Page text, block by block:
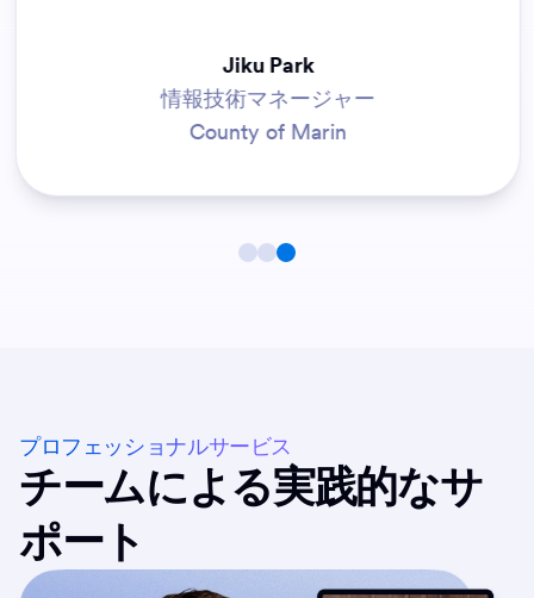
Jiku Park
情報技術マネージャー
County of Marin
プロフェッショナルサービス
チームによる実践的なサ
ポート